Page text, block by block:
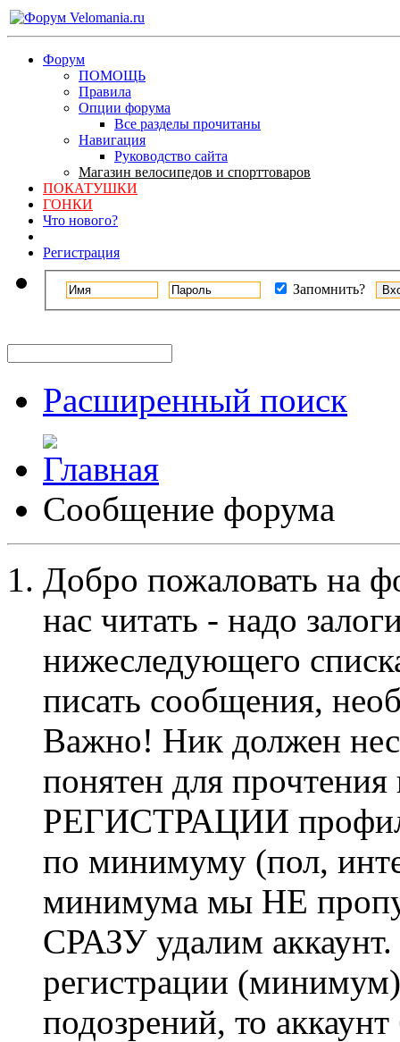
Форум
ПОМОЩЬ
Правила
Опции форума
Все разделы прочитаны
Навигация
Руководство сайта
Магазин велосипедов и спорттоваров
ПОКАТУШКИ
ГОНКИ
Что нового?
Регистрация
Запомнить?
Расширенный поиск
Сообщение форума
Добро пожаловать на
нас читать - надо
нижеследующего
писать сообщения,
Важно! Ник должен
понятен для
РЕГИСТРАЦИИ профиль
по минимуму (пол,
минимума мы НЕ
СРАЗУ удалим
регистрации
подозрений, то